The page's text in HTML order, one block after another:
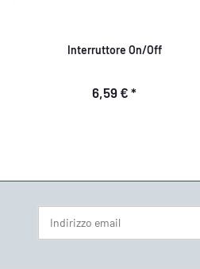
Interruttore On/Off
6,59 € *